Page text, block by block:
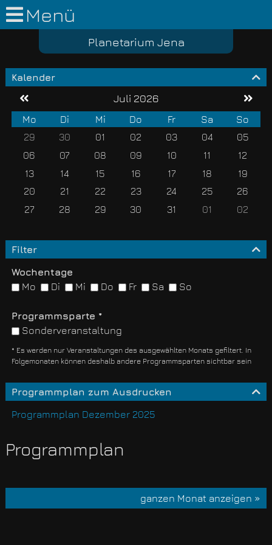
Menü
Planetarium Jena
Kalender
Juli 2026
Mo Di Mi Do Fr Sa
So
29
30 01 02 03 04
05
06
07 08 09 10 11
12
13
14 15 16 17 18
19
20
21 22 23 24 25
26
27
28 29 30 31 01 02
Filter
Wochentage
Mo
Di Mi Do Fr Sa So
Programmsparte *
Sonderveranstaltung
* Es werden nur Veranstaltungen des ausgewählten Monats gefiltert. In
Folgemonaten können deshalb andere Programmsparten sichtbar sein
Programmplan zum Ausdrucken
Programmplan Dezember 2025
Programmplan
ganzen Monat anzeigen »